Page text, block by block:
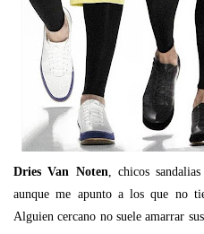
Dries Van Noten , chicos
aunque me apunto a los que no
Alguien cercano no suele amarrar